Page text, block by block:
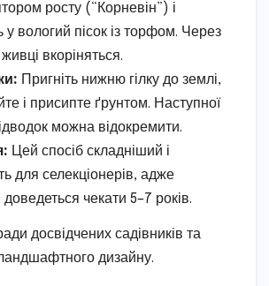
росту (“Корневін”) і
у вологий пісок із торфом. Через
живці вкоріняться.
Пригніть нижню гілку до землі,
і присипте ґрунтом. Наступної
можна відокремити.
Цей спосіб складніший і
для селекціонерів, адже
доведеться чекати 5–7 років.
досвідчених садівників та
дизайну.